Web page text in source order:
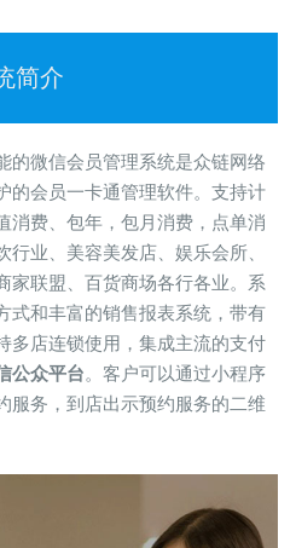
简介
的微信会员管理系统是众链网络
的会员一卡通管理软件。支持计
消费、包年，包月消费，点单消
业、美容美发店、娱乐会所、
家联盟、百货商场各行各业。系
式和丰富的销售报表系统，带有
多店连锁使用，集成主流的支付
公众平台。客户可以通过小程序
服务，到店出示预约服务的二维